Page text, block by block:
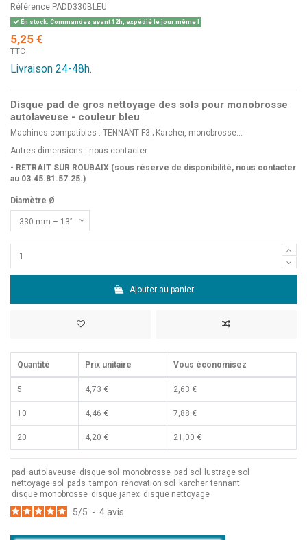
Référence PADD330BLEU
En stock. Commandez avant 12h, expédié le jour même !
5,25 €
TTC
Livraison 24-48h.
Disque pad de gros nettoyage des sols pour monobrosse
autolaveuse - couleur bleu
Machines compatibles : TENNANT F3 ; Karcher, monobrosse...
Autres dimensions : nous contacter
- RETRAIT SUR ROUBAIX (sous réserve de disponibilité, nous contacter
au 03.45.81.57.25.)
Diamètre Ø
Ajouter au panier
Quantité Prix unitaire Vous économisez
5 4,73 € 2,63 €
10 4,46 € 7,88 €
20 4,20 € 21,00 €
pad autolaveuse disque sol monobrosse pad sol
lustrage sol
nettoyage sol
pads tampon rénovation sol karcher tennant
disque monobrosse disque janex disque nettoyage
5/5 - 4 avis